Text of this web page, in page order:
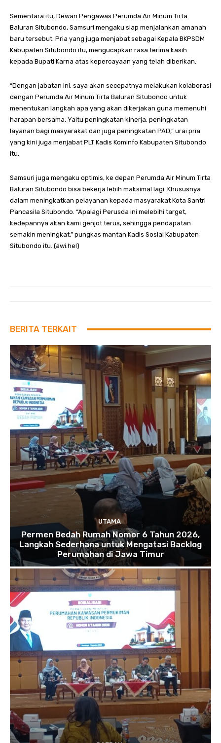
Sementara itu, Dewan Pengawas Perumda Air Minum Tirta
Baluran Situbondo, Samsuri mengaku siap menjalankan amanah
baru tersebut. Pria yang juga menjabat sebagai Kepala BKPSDM
Kabupaten Situbondo itu, mengucapkan rasa terima kasih
kepada Bupati Karna atas kepercayaan yang telah diberikan.
“Dengan jabatan ini, saya akan secepatnya melakukan kolaborasi
dengan Perumda Air Minum Tirta Baluran Situbondo untuk
menentukan langkah apa yang akan dikerjakan guna memenuhi
harapan bersama. Yaitu peningkatan kinerja, peningkatan
layanan bagi masyarakat dan juga peningkatan PAD,” urai pria
yang kini juga menjabat PLT Kadis Kominfo Kabupaten Situbondo
itu.
Samsuri juga mengaku optimis, ke depan Perumda Air Minum Tirta
Baluran Situbondo bisa bekerja lebih maksimal lagi. Khususnya
dalam meningkatkan pelayanan kepada masyarakat Kota Santri
Pancasila Situbondo. “Apalagi Perusda ini melebihi target,
kedepannya akan kami genjot terus, sehingga pendapatan
semakin meningkat,” pungkas mantan Kadis Sosial Kabupaten
Situbondo itu. (awi.hel)
BERITA TERKAIT
UTAMA
Permen Bedah Rumah Nomor 6 Tahun 2026,
Langkah Sederhana untuk Mengatasi Backlog
Perumahan di Jawa Timur